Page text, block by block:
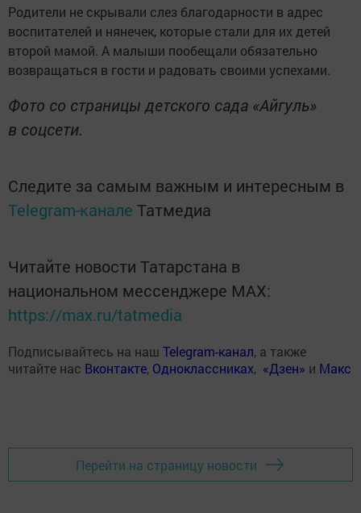
Родители не скрывали слез благодарности в адрес
воспитателей и нянечек, которые стали для их детей
второй мамой. А малыши пообещали обязательно
возвращаться в гости и радовать своими успехами.
Фото со страницы детского сада «Айгуль»
в соцсети.
Следите за самым важным и интересным в
Telegram-канале Татмедиа
Читайте новости Татарстана в
национальном мессенджере MАХ:
https://max.ru/tatmedia
Подписывайтесь на наш Telegram-канал, а также
читайте нас Вконтакте, Одноклассниках, «Дзен» и Макс
Перейти на страницу новости